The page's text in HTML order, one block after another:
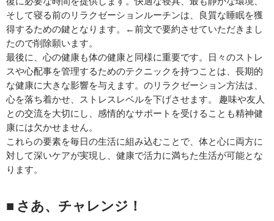
そして寝る前のリラクゼーションルーチンは、良質な睡眠を獲
得するための鍵となります。←前文で要約させていただきまし
たので削除願います。
最後に、心の健康も体の健康と同様に重要です。日々のストレ
スや心配事を管理するためのテクニックを持つことは、長期的
な健康に大きな影響を与えます。のリラクゼーション方法は、
心を落ち着かせ、ストレスレベルを下げさせます。 趣味や友人
との交流を大切にし、感情的なサポートを受けることも精神健
康には欠かせません。
これらの要素を毎日の生活に組み込むことで、体と心に両方に
対して深いケアが実現し、健康で活力に満ちた生活が可能とな
ります。
■ さあ、チャレンジ！